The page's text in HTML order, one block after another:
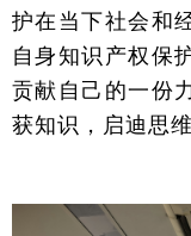
护在当下社会和
自身知识产权保
贡献自己的一份
获知识，启迪思维